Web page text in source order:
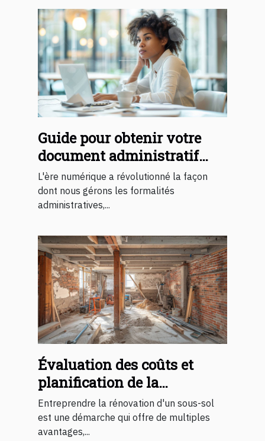
Guide pour obtenir votre
document administratif
d'entreprise en ligne
L'ère numérique a révolutionné la façon
dont nous gérons les formalités
administratives,...
Évaluation des coûts et
planification de la
rénovation de sous-sol
Entreprendre la rénovation d'un sous-sol
est une démarche qui offre de multiples
avantages,...